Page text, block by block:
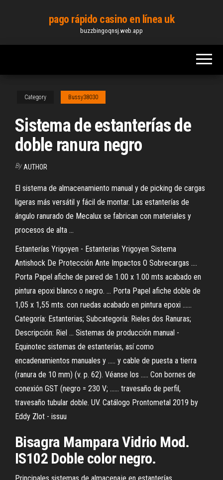
content
pago rápido casino en línea uk
buzzbingoqnsj.web.app
Category Bussy38030
Sistema de estanterías de
doble ranura negro
By AUTHOR
El sistema de almacenamiento manual y de picking de cargas
ligeras más versátil y fácil de montar. Las estanterías de
ángulo ranurado de Mecalux se fabrican con materiales y
procesos de alta ...
Estanterías Yrigoyen - Estanterias Yrigoyen Sistema
Antishock De Protección Ante Impactos O Sobrecargas ....
Porta Papel afiche de pared de 1.00 x 1.00 mts acabado en
pintura epoxi blanco o negro. ... Porta Papel afiche doble de
1,05 x 1,55 mts. con ruedas acabado en pintura epoxi ......
Categoría: Estanterias; Subcategoría: Rieles dos Ranuras;
Descripción: Riel ... Sistemas de producción manual -
Equinotec sistemas de estanterías, así como
encadenamientos manuales y ..... y cable de puesta a tierra
(ranura de 10 mm) (v. p. 62). Véanse los ..... Con bornes de
conexión GST (negro = 230 V; ...... travesaño de perfil,
travesaño tubular doble. UV. Catálogo Prontometal 2019 by
Eddy Zlot - issuu
Bisagra Mampara Vidrio Mod.
IS102 Doble color negro.